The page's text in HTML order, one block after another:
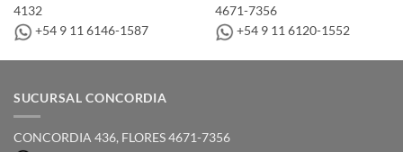
4132
+54 9 11 6146-1587
4671-7356
+54 9 11 6120-1552
SUCURSAL CONCORDIA
CONCORDIA 436,­ FLORES 4671-7356